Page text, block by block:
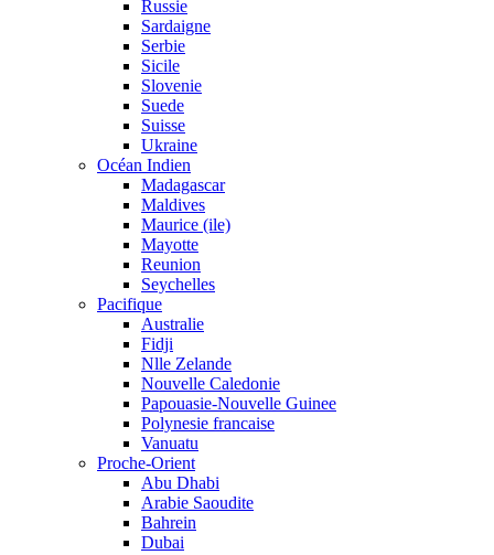
Russie
Sardaigne
Serbie
Sicile
Slovenie
Suede
Suisse
Ukraine
Océan Indien
Madagascar
Maldives
Maurice (ile)
Mayotte
Reunion
Seychelles
Pacifique
Australie
Fidji
Nlle Zelande
Nouvelle Caledonie
Papouasie-Nouvelle Guinee
Polynesie francaise
Vanuatu
Proche-Orient
Abu Dhabi
Arabie Saoudite
Bahrein
Dubai